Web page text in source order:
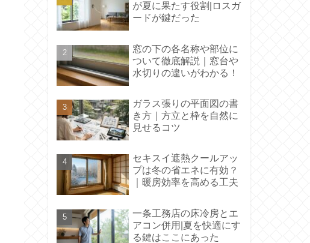
が夏に果たす役割|ロスガ
ードが鍵だった
窓の下の各名称や部位に
ついて徹底解説｜窓台や
水切りの違いがわかる！
ガラス張りの平面図の書
き方｜方立と枠を自然に
見せるコツ
セキスイ遮熱クールアッ
プは冬の省エネに有効？
｜暖房効率を高める工夫
一条工務店の床冷房とエ
アコン併用|夏を快適にす
る鍵はここにあった